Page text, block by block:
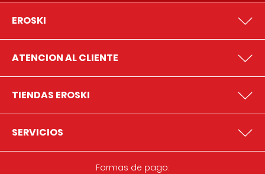
EROSKI
ATENCION AL CLIENTE
TIENDAS EROSKI
SERVICIOS
Formas de pago: